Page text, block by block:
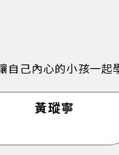
自己內心的小孩一起
黃瑽寧